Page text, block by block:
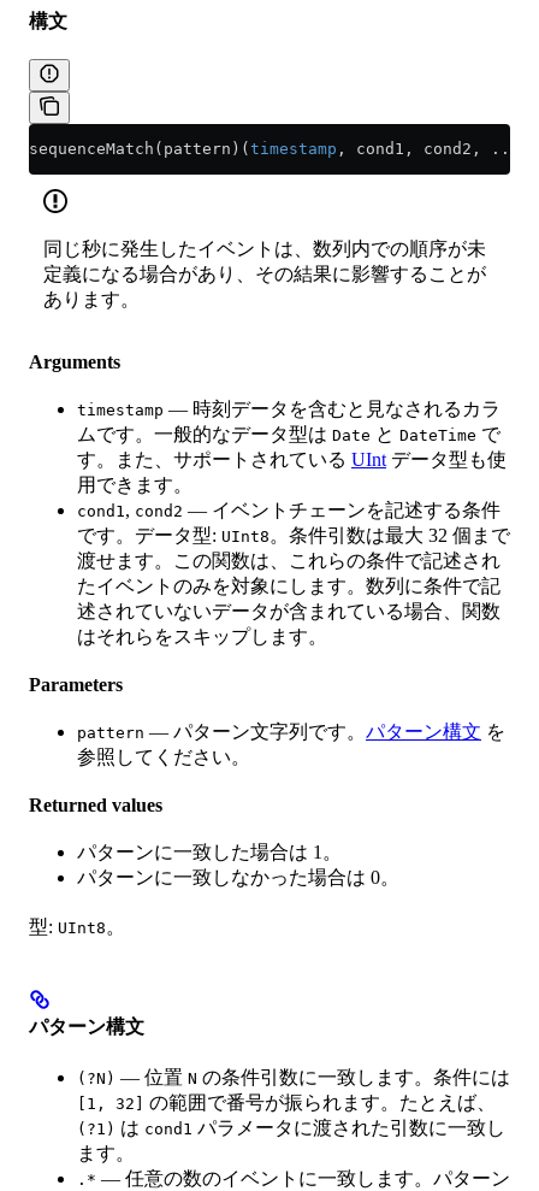
構文
sequenceMatch(pattern)( timestamp , cond1, cond2, ...)
同じ秒に発生したイベントは、数列内での順序が未
定義になる場合があり、その結果に影響することが
あります。
Arguments
timestamp — 時刻データを含むと見なされるカラ
ムです。一般的なデータ型は Date と DateTime で
す。また、サポートされている UIntデータ型も使
用できます。
cond1, cond2 — イベントチェーンを記述する条件
です。データ型: UInt8。条件引数は最大 32 個まで
渡せます。この関数は、これらの条件で記述され
たイベントのみを対象にします。数列に条件で記
述されていないデータが含まれている場合、関数
はそれらをスキップします。
Parameters
pattern — パターン文字列です。 パターン構文 を
参照してください。
Returned values
パターンに一致した場合は 1。
パターンに一致しなかった場合は 0。
型: UInt8。
パターン構文
(?N) — 位置 N の条件引数に一致します。条件には
[1, 32] の範囲で番号が振られます。たとえば、
(?1) は cond1 パラメータに渡された引数に一致し
ます。
.* — 任意の数のイベントに一致します。パターン